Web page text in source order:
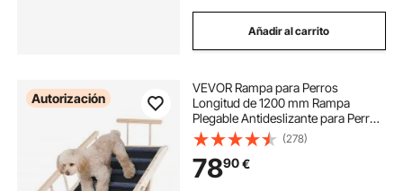
Añadir al carrito
Autorización
VEVOR Rampa para Perros
Longitud de 1200 mm Rampa
Plegable Antideslizante para Perros
Pequeños/Grandes Altura Ajustable
6 Niveles 35-70 cm Adecuada para
Cama, Sofá, Acceso al Coche,
Interior, Exterior
(278)
7890€